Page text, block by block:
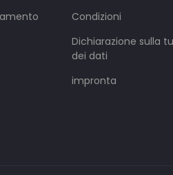
Condizioni
Dichiarazione sulla
dei dati
impronta